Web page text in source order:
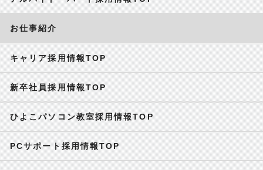
お仕事紹介
キャリア採用情報TOP
新卒社員採用情報TOP
ひよこパソコン教室採用情報TOP
PCサポート採用情報TOP